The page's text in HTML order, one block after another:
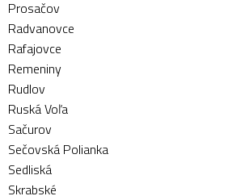
Prosačov
Radvanovce
Rafajovce
Remeniny
Rudlov
Ruská Voľa
Sačurov
Sečovská Polianka
Sedliská
Skrabské